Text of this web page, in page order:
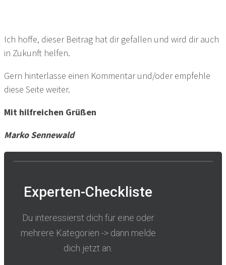
Ich hoffe, dieser Beitrag hat dir gefallen und wird dir auch
in Zukunft helfen.
Gern hinterlasse einen Kommentar und/oder empfehle
diese Seite weiter.
Mit hilfreichen Grüßen
Marko Sennewald
Experten-Checkliste
Du interessierst dich für eine oder
mehrere Kategorien -> dann melde
dich jetzt an.